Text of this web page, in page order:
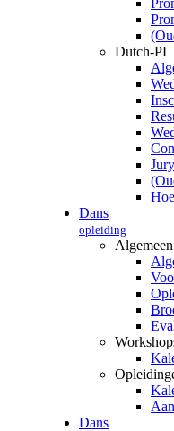
Dutch-PL
Dans
opleiding
Algemeen
Dans